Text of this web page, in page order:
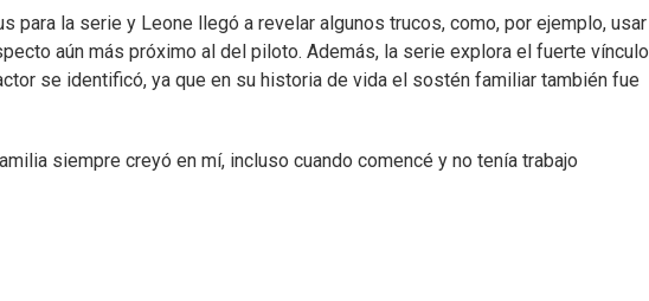
para la serie y Leone llegó a revelar algunos trucos, como, por ejemplo, usar
aún más próximo al del piloto. Además, la serie explora el fuerte vínculo
se identificó, ya que en su historia de vida el sostén familiar también fue
siempre creyó en mí, incluso cuando comencé y no tenía trabajo